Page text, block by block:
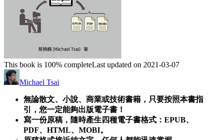
This book is 100% completeLast updated on 2021-03-07
Michael Tsai
無論散文、小說、商業或技術書籍，只要按照本書指
引，您一定能夠出版電子書！
寫一份原稿，隨時產生四種電子書格式：EPUB、
PDF、HTML、MOBI。